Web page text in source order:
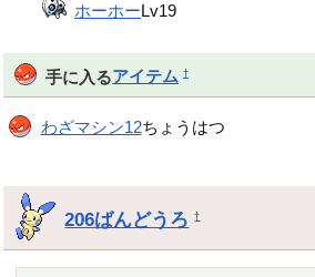
ホーホーLv19
手に入るアイテム †
わざマシン12ちょうはつ
206ばんどうろ †